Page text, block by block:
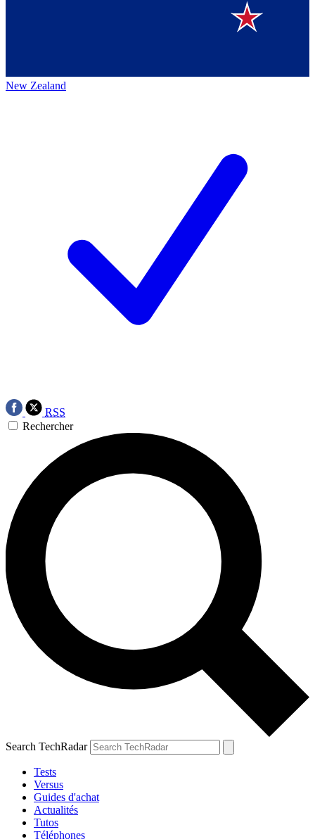
New Zealand
RSS
Rechercher
Search TechRadar
Tests
Versus
Guides d'achat
Actualités
Tutos
Téléphones